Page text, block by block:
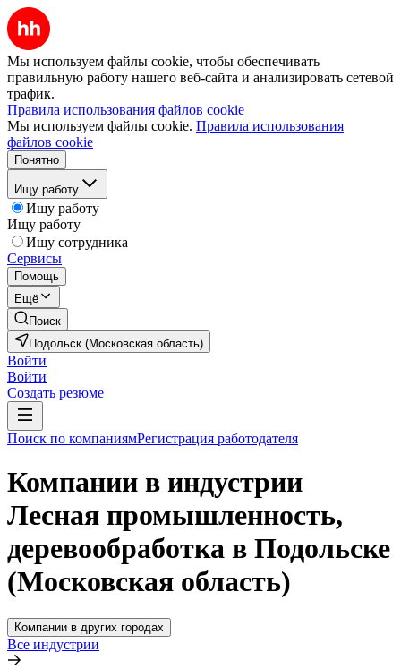
Мы используем файлы cookie, чтобы обеспечивать
правильную работу нашего веб-сайта и анализировать сетевой
трафик.
Правила использования файлов cookie
Мы используем файлы cookie. Правила использования
файлов cookie
Понятно
Ищу работу
Ищу работу
Ищу работу
Ищу сотрудника
Сервисы
Помощь
Ещё
Поиск
Подольск (Московская область)
Войти
Войти
Создать резюме
Поиск по компаниямРегистрация работодателя
Компании в индустрии
Лесная промышленность,
деревообработка в Подольске
(Московская область)
Компании в других городах
Все индустрии